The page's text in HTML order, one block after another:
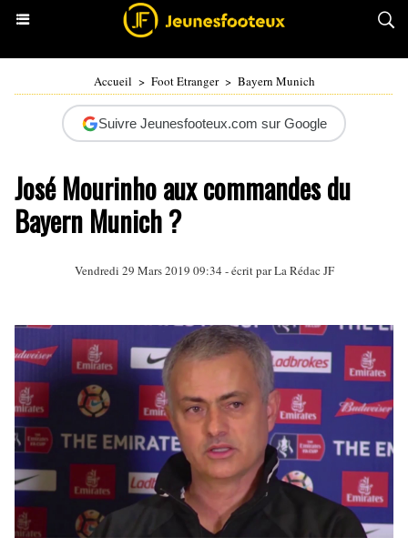
Accueil > Foot Etranger > Bayern Munich
Suivre Jeunesfooteux.com sur Google
José Mourinho aux commandes du
Bayern Munich ?
Vendredi 29 Mars 2019 09:34 - écrit par La Rédac JF